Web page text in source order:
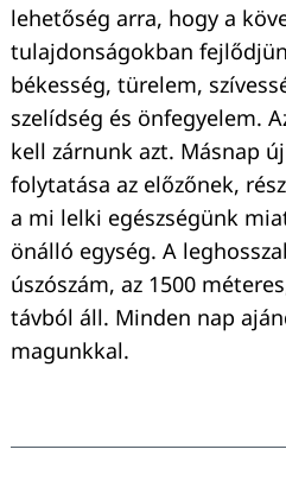
lehetőség arra, hogy a
tulajdonságokban
békesség, türelem,
szelídség és önfegyelem.
kell zárnunk azt. Másnap
folytatása az előzőnek,
a mi lelki egészségünk
önálló egység. A
úszószám, az 1500
távból áll. Minden nap
magunkkal.